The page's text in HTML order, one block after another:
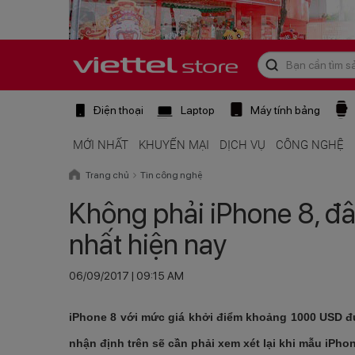
Điện thoại Laptop Máy tính bảng
MỚI NHẤT KHUYẾN MẠI DỊCH VỤ CÔNG NGHỆ
Trang chủ Tin công nghệ
Không phải iPhone 8,
nhất hiện nay
06/09/2017 | 09:15 AM
iPhone 8 với mức giá khởi điểm khoảng 1000 USD
nhận định trên sẽ cần phải xem xét lại khi mẫu